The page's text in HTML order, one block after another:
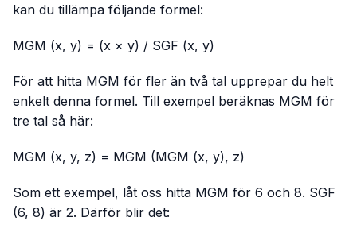
kan du tillämpa följande formel:
MGM (x, y) = (x × y) / SGF (x, y)
För att hitta MGM för fler än två tal upprepar du helt
enkelt denna formel. Till exempel beräknas MGM för
tre tal så här:
MGM (x, y, z) = MGM (MGM (x, y), z)
Som ett exempel, låt oss hitta MGM för 6 och 8. SGF
(6, 8) är 2. Därför blir det: